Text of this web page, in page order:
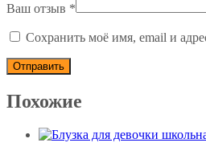
Ваш отзыв *
Сохранить моё имя, email и
Похожие